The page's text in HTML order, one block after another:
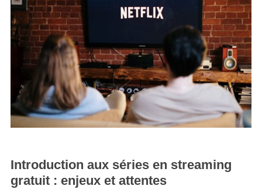
Introduction aux séries en streaming
gratuit : enjeux et attentes